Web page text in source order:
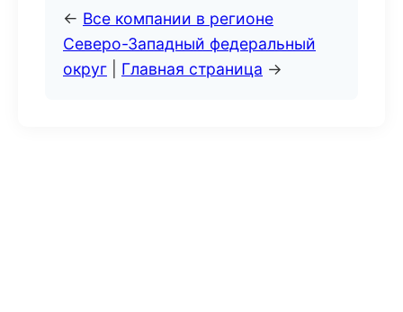
← Все компании в регионе
Северо-Западный федеральный
округ
Главная страница →